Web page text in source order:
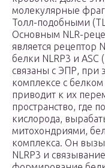
молекулярные
Толл-подобными
Основным NLR-
является рецептор
белки NLRP3 и
связаны с ЭПР, при
комплексе с
приводит к их
пространство, где
кислорода,
митохондриями,
комплекса. Он
NLRP3 и